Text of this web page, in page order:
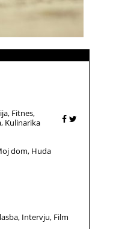
Fitnes
Kulinarika
dom Huda
Intervju Film